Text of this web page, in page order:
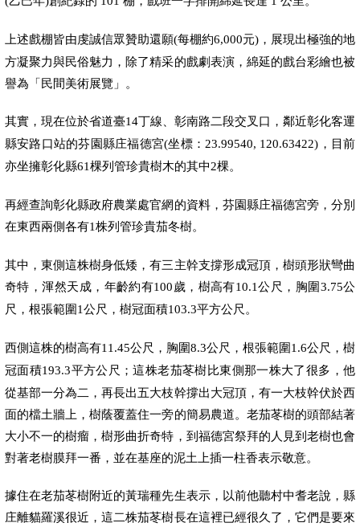
上述戲棚皆由虔誠信眾贊助還願(每棚約6,000元) ，展現出極強的地
方凝聚力與民俗魅力，除了精采的戲劇表演，綿延的戲台彩繪也被
譽為「民間美術展覽」。
其實，現在位於省道臺14丁線、彰南路二段交叉口，鄰近彰化客運
縣安路口站的芬園縣庄福德宮(坐標： 23.99540, 120.63422) ，目前
亦坐擁彰化縣61棵列管珍貴樹木的其中2棵。
再經查詢彰化縣政府農業處官網的資料，芬園縣庄福德宮旁，分別
在東西兩側各有1株列管珍貴茄冬樹。
其中，東側這株樹身低矮，有三主幹支撐形成冠頂，樹頭形狀彎曲
奇特，渾然天成，年齡約有100歲，樹高有10.1公尺，胸圍3.75公
尺，根張範圍1公尺，樹冠面積103.3平方公尺。
西側這株的樹高有11.45公尺，胸圍8.3公尺，根張範圍1.6公尺，樹
冠面積193.3平方公尺；這株老茄苳樹比東側那一株大了很多，他
從基部一分為二，再長出五大枝幹撐出大冠頂，有一大枝幹伏於西
面的檔土牆上，樹蔭覆蓋住一旁的簡易農道。老茄苳樹的頭部結著
大小不一的樹瘤，樹形曲折奇特，到福德宮祭拜的人見到老樹也會
對著老樹膜拜一番，並在基座的泥土上插一柱香表示敬意。
據住在老茄苳樹附近的黃瑞種先生表示，以前他聽村中耆老說，縣
庄離貓羅溪很近，這二株茄苳樹長在這裡已經很久了，它們是要來